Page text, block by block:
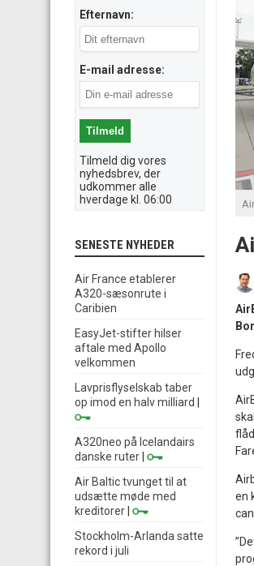
en
Efternavn:
E-mail adresse:
Tilmeld dig vores
nyhedsbrev, der
udkommer alle
hverdage kl. 06:00
SENESTE NYHEDER
Air France etablerer
A320-sæsonrute i
Caribien
EasyJet-stifter hilser
aftale med Apollo
velkommen
Lavprisflyselskab taber
op imod en halv milliard
A320neo på Icelandairs
danske ruter
Air Baltic tvunget til at
udsætte møde med
kreditorer
Stockholm-Arlanda satte
rekord i juli